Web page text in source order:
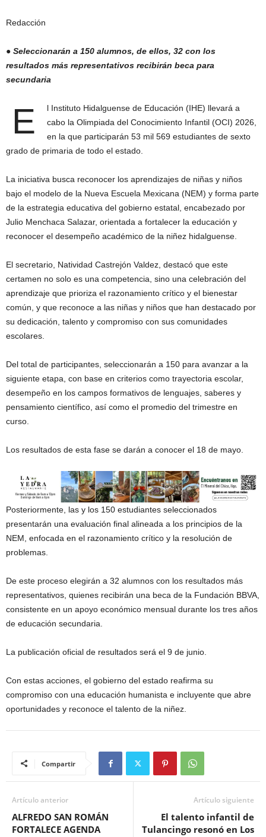
Redacción
● Seleccionarán a 150 alumnos, de ellos, 32 con los
resultados más representativos recibirán beca para
secundaria
E
l Instituto Hidalguense de Educación (IHE) llevará a
cabo la Olimpiada del Conocimiento Infantil (OCI) 2026,
en la que participarán 53 mil 569 estudiantes de sexto
grado de primaria de todo el estado.
La iniciativa busca reconocer los aprendizajes de niñas y niños
bajo el modelo de la Nueva Escuela Mexicana (NEM) y forma parte
de la estrategia educativa del gobierno estatal, encabezado por
Julio Menchaca Salazar, orientada a fortalecer la educación y
reconocer el desempeño académico de la niñez hidalguense.
El secretario, Natividad Castrejón Valdez, destacó que este
certamen no solo es una competencia, sino una celebración del
aprendizaje que prioriza el razonamiento crítico y el bienestar
común, y que reconoce a las niñas y niños que han destacado por
su dedicación, talento y compromiso con sus comunidades
escolares.
Del total de participantes, seleccionarán a 150 para avanzar a la
siguiente etapa, con base en criterios como trayectoria escolar,
desempeño en los campos formativos de lenguajes, saberes y
pensamiento científico, así como el promedio del trimestre en
curso.
Los resultados de esta fase se darán a conocer el 18 de mayo.
Posteriormente, las y los 150 estudiantes seleccionados
presentarán una evaluación final alineada a los principios de la
NEM, enfocada en el razonamiento crítico y la resolución de
problemas.
De este proceso elegirán a 32 alumnos con los resultados más
representativos, quienes recibirán una beca de la Fundación BBVA,
consistente en un apoyo económico mensual durante los tres años
de educación secundaria.
La publicación oficial de resultados será el 9 de junio.
Con estas acciones, el gobierno del estado reafirma su
compromiso con una educación humanista e incluyente que abre
oportunidades y reconoce el talento de la niñez.
Compartir
Artículo anterior
ALFREDO SAN ROMÁN
FORTALECE AGENDA
Artículo siguiente
El talento infantil de
Tulancingo resonó en Los